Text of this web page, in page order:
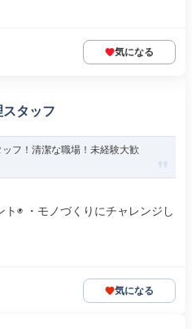
気になる
タッフ
フ！清潔な職場！未経験大歓
◉ ・モノづくりにチャレンジし
気になる